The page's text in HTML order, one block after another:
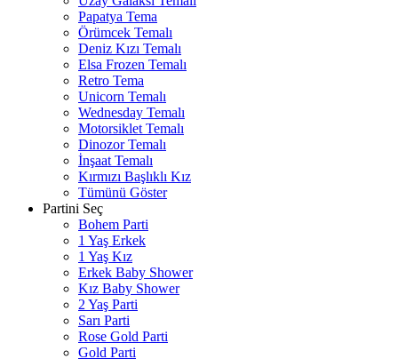
Papatya Tema
Örümcek Temalı
Deniz Kızı Temalı
Elsa Frozen Temalı
Retro Tema
Unicorn Temalı
Wednesday Temalı
Motorsiklet Temalı
Dinozor Temalı
İnşaat Temalı
Kırmızı Başlıklı Kız
Tümünü Göster
Partini Seç
Bohem Parti
1 Yaş Erkek
1 Yaş Kız
Erkek Baby Shower
Kız Baby Shower
2 Yaş Parti
Sarı Parti
Rose Gold Parti
Gold Parti